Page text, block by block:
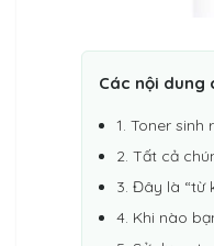
Các nội dung
1. Toner sinh
2. Tất cả
3. Đây là “từ
4. Khi nào